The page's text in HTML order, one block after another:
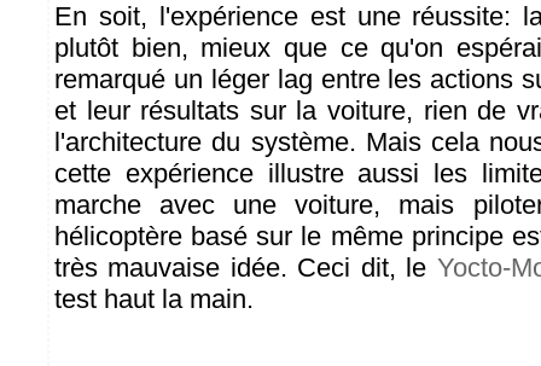
En soit, l'expérience est une réussite:
plutôt bien, mieux que ce qu'on
remarqué un léger lag entre les actions
et leur résultats sur la voiture, rien de
l'architecture du système. Mais cela
cette expérience illustre aussi les
marche avec une voiture, mais
hélicoptère basé sur le même principe
très mauvaise idée. Ceci dit, le Yocto-
test haut la main.